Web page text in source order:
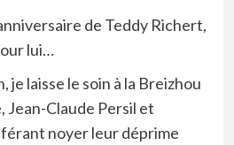
de Teddy Richert,
lui…
je laisse le soin à la Breizhou
Jean-Claude Persil et
noyer leur déprime